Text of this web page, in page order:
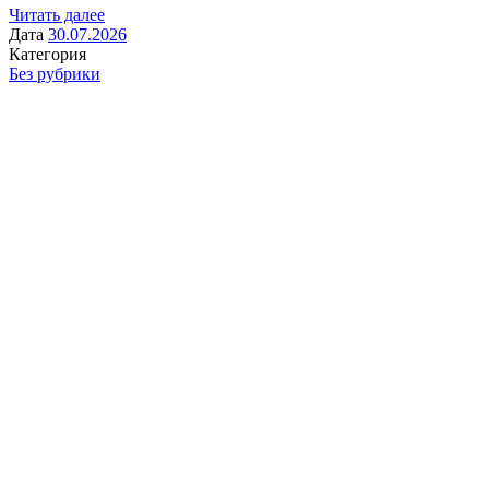
Читать далее
Дата 30.07.2026
Категория
Без рубрики